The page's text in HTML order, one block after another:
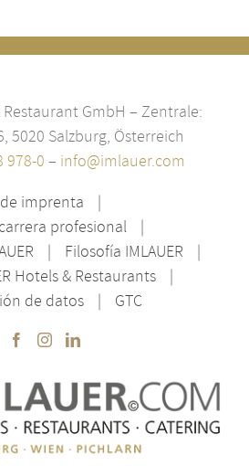
Restaurant GmbH – Zentrale:
5020 Salzburg, Österreich
978-0 – info@imlauer.com
imprenta
profesional
Filosofía IMLAUER
Hotels & Restaurants
de datos
GTC